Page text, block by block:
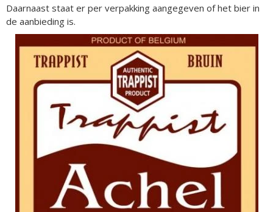
Daarnaast staat er per verpakking aangegeven of het bier in
de aanbieding is.